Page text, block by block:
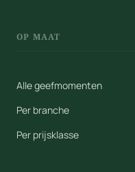
OP MAAT
Alle geefmomenten
Per branche
Per prijsklasse